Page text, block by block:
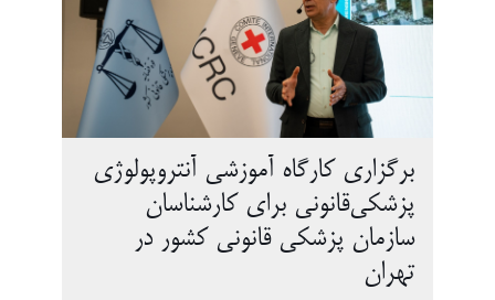
برگزاری کارگاه آموزشی آنتروپولوژی
پزشکی‌قانونی برای کارشناسان
سازمان پزشکی قانونی کشور در
تهران